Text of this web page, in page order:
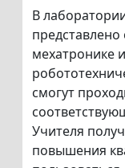
В
мехатронике
смогут
Учителя
повышения